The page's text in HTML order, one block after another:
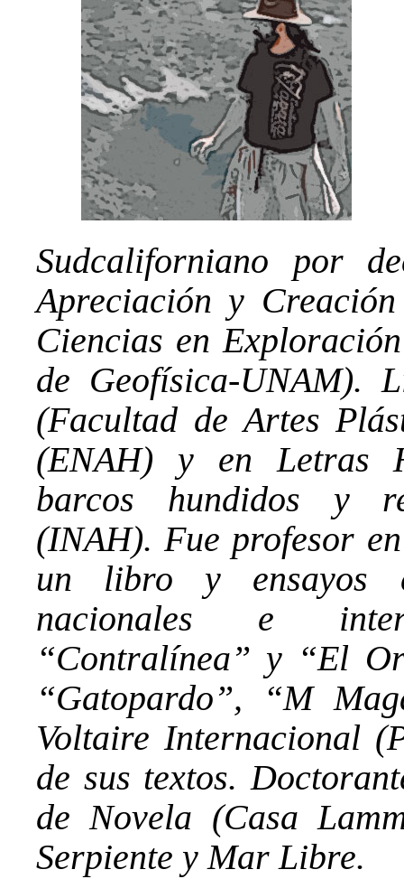
Sudcaliforniano por
Apreciación y
Ciencias en
de Geofísica-UNAM).
(Facultad de Artes
(ENAH) y en Letras
barcos hundidos y
(INAH). Fue profesor
un libro y ensayos
nacionales e
“Contralínea” y “El
“Gatopardo”, “M
Voltaire Internacional
de sus textos.
de Novela (Casa
Serpiente y Mar Libre.